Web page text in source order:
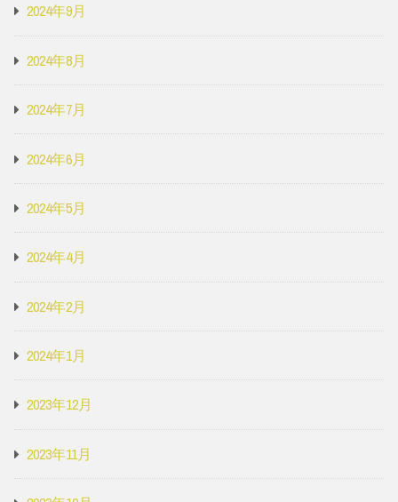
2024年9月
2024年8月
2024年7月
2024年6月
2024年5月
2024年4月
2024年2月
2024年1月
2023年12月
2023年11月